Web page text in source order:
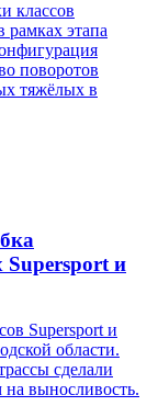
классов
рамках этапа
поворотов
тяжёлых в
Supersport и
Supersport и
области.
сделали
выносливость.